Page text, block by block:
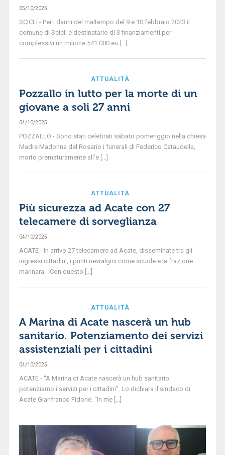
05/10/2025
SCICLI - Per i danni del maltempo del 9 e 10 febbraio 2023 il
comune di Scicli è destinatario di 3 finanziamenti per
complessivi un milione 541.000 eu [...]
ATTUALITÀ
Pozzallo in lutto per la morte di un
giovane a soli 27 anni
04/10/2025
POZZALLO - Sono stati celebrati sabato pomeriggio nella chiesa
Madre Madonna del Rosario i funerali di Federico Cataudella,
morto prematuramente all’e [...]
ATTUALITÀ
Più sicurezza ad Acate con 27
telecamere di sorveglianza
04/10/2025
ACATE - In arrivo 27 telecamere ad Acate, disseminate tra gli
ingressi cittadini, i punti nevralgici come scuole e la frazione
marinara. “Con questo [...]
ATTUALITÀ
A Marina di Acate nascerà un hub
sanitario. Potenziamento dei servizi
assistenziali per i cittadini
04/10/2025
ACATE - “A Marina di Acate nascerà un hub sanitario:
potenziamo i servizi per i cittadini”. Lo dichiara il sindaco di
Acate Gianfranco Fidone. “In me [...]